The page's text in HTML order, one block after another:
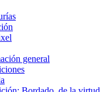
general